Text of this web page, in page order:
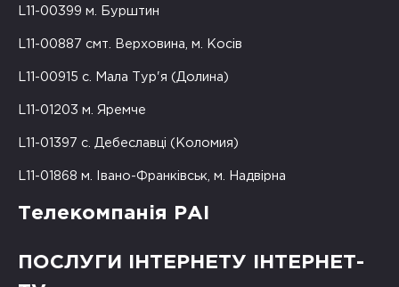
L11-00399 м. Бурштин
L11-00887 смт. Верховина, м. Косів
L11-00915 с. Мала Тур'я (Долина)
L11-01203 м. Яремче
L11-01397 с. Дебеславці (Коломия)
L11-01868 м. Івано-Франківськ, м. Надвірна
Телекомпанія РАІ
ПОСЛУГИ ІНТЕРНЕТУ ІНТЕРНЕТ-